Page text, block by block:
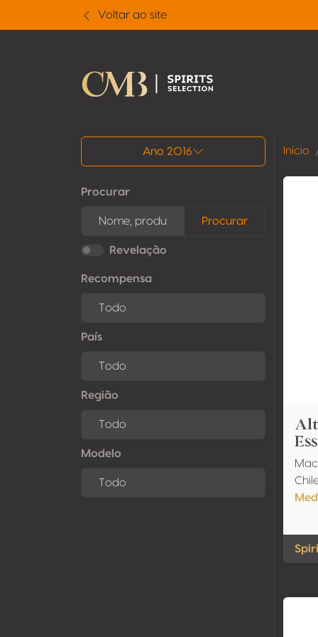
Voltar ao site
Todos os resultados
Ano 2016
Procurar
Procurar
Revelação
Recompensa
País
Região
Modelo
Início